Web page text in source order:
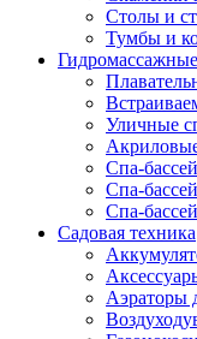
Столы и
Тумбы и
Уличные
Спа-
Спа-
Спа-
Садовая техника
Аэраторы